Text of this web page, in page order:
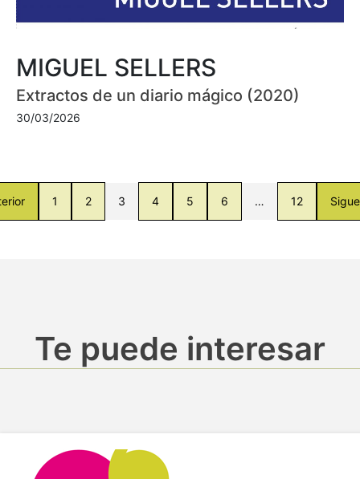
MIGUEL SELLERS
Extractos de un diario mágico (2020)
30/03/2026
1 2 3 4 5 6 … 12
Te puede interesar